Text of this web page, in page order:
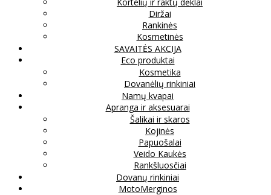
Diržai
Rankinės
Kosmetinės
SAVAITĖS AKCIJA
Eco produktai
Kosmetika
Dovanėlių rinkiniai
Namų kvapai
Apranga ir aksesuarai
Šalikai ir skaros
Kojinės
Papuošalai
Veido Kaukės
Rankšluosčiai
Dovanų rinkiniai
MotoMerginos